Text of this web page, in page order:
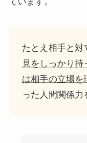
たとえ相手と対
見をしっかり
は相手の立場を
った人間関係力